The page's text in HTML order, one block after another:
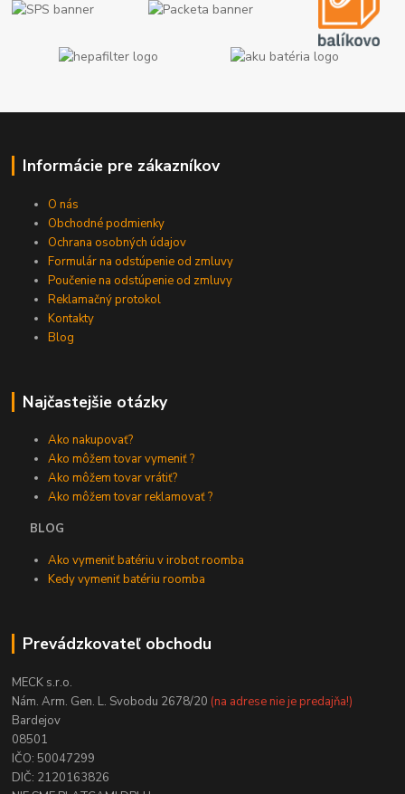
Informácie pre zákazníkov
O nás
Obchodné podmienky
Ochrana osobných údajov
Formulár na odstúpenie od zmluvy
Poučenie na odstúpenie od zmluvy
Reklamačný protokol
Kontakty
Blog
Najčastejšie otázky
Ako nakupovať?
Ako môžem tovar vymeniť ?
Ako môžem tovar vrátiť?
Ako môžem tovar reklamovať ?
BLOG
Ako vymeniť batériu v irobot roomba
Kedy vymeniť batériu roomba
Prevádzkovateľ obchodu
MECK s.r.o.
Nám. Arm. Gen. L. Svobodu 2678/20 (na adrese nie je predajňa!)
Bardejov
08501
IČO: 50047299
DIČ: 2120163826